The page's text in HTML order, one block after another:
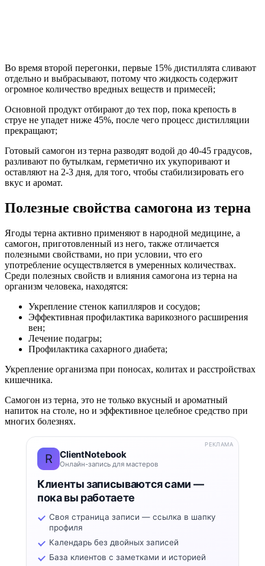
Во время второй перегонки, первые 15% дистиллята сливают
отдельно и выбрасывают, потому что жидкость содержит
огромное количество вредных веществ и примесей;
Основной продукт отбирают до тех пор, пока крепость в
струе не упадет ниже 45%, после чего процесс дистилляции
прекращают;
Готовый самогон из терна разводят водой до 40-45 градусов,
разливают по бутылкам, герметично их укупоривают и
оставляют на 2-3 дня, для того, чтобы стабилизировать его
вкус и аромат.
Полезные свойства самогона из терна
Ягоды терна активно применяют в народной медицине, а
самогон, приготовленный из него, также отличается
полезными свойствами, но при условии, что его
употребление осуществляется в умеренных количествах.
Среди полезных свойств и влияния самогона из терна на
организм человека, находятся:
Укрепление стенок капилляров и сосудов;
Эффективная профилактика варикозного расширения
вен;
Лечение подагры;
Профилактика сахарного диабета;
Укрепление организма при поносах, колитах и расстройствах
кишечника.
Самогон из терна, это не только вкусный и ароматный
напиток на столе, но и эффективное целебное средство при
многих болезнях.
R ClientNotebook
Онлайн-запись для мастеров
Клиенты записываются сами —
пока вы работаете
Своя страница записи — ссылка в шапку
профиля
Календарь без двойных записей
База клиентов с заметками и историей
РЕКЛАМА